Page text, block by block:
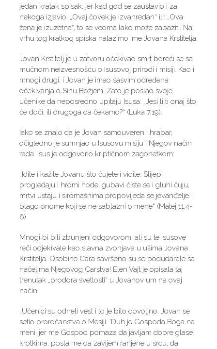
jedan kratak spisak; jer kad god se zaustavio i za
nekoga izjavio: „Ovaj čovek je izvanredan“ ili: „Ova
žena je izuzetna“, to se veoma lako može zapaziti. Na
vrhu tog kratkog spiska nalazimo ime Jovana Krstitelja.
Jovan Krstitelj je u zatvoru očekivao smrt boreći se sa
mučnom neizvesnošću o Isusovoj prirodi i misiji. Kao i
mnogi drugi, i Jovan je imao sasvim određena
očekivanja o Sinu Božjem. Zato je poslao svoje
učenike da neposredno upitaju Isusa: „Jesi li ti onaj što
će doći, ili drugoga da čekamo?“ (Luka 7,19).
Iako se znalo da je Jovan samouveren i hrabar,
očigledno je sumnjao u Isusovu misiju i Njegov način
rada. Isus je odgovorio kriptičnom zagonetkom:
„Idite i kažite Jovanu što čujete i vidite: Slijepi
progledaju i hromi hode, gubavi čiste se i gluhi čuju,
mrtvi ustaju i siromašnima propovijeda se jevanđelje. I
blago onome koji se ne sablazni o mene“ (Matej 11,4-
6).
Mnogi bi bili zbunjeni odgovorom, ali su te Isusove
reči odjekivale kao slavna zvonjava u ušima Jovana
Krstitelja. Osobine Cara savršeno su se podudarale sa
načelima Njegovog Carstva! Elen Vajt je opisala taj
trenutak „prodora svetlosti“ u Jovanov um na ovaj
način:
„Učenici su odneli vest i to je bilo dovoljno. Jovan se
setio proročanstva o Mesiji: ’Duh je Gospoda Boga na
meni, jer me Gospod pomaza da javljam dobre glase
krotkima, posla me da zavijem ranjene u srcu, da